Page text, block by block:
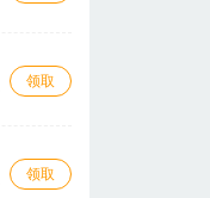
领取
领取